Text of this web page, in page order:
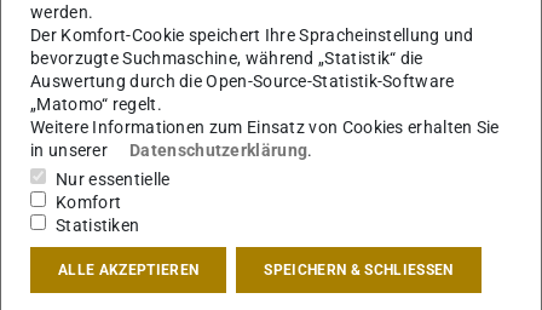
unterstützt werden.
Mehr erfahren
Förderprogramm TUDa
Die TU Darmstadt bietet Promovierenden nicht nur ein
innovatives und exzellentes Forschungsumfeld. Durch
eine gezielte und passgenaue Förderung unterstützen wir
Doktorandinnen und Doktoranden bei ihrer individuellen
Karriereplanung und -entwicklung in Wissenschaft,
Wirtschaft und Gesellschaft.
werden.
Der Komfort-Cookie speichert Ihre Spracheinstellung und
bevorzugte Suchmaschine, während „Statistik“ die
Auswertung durch die Open-Source-Statistik-Software
„Matomo“ regelt.
Weitere Informationen zum Einsatz von Cookies erhalten Sie
in unserer
Datenschutzerklärung.
Nur essentielle
Komfort
Statistiken
ALLE AKZEPTIEREN SPEICHERN & SCHLIESSEN